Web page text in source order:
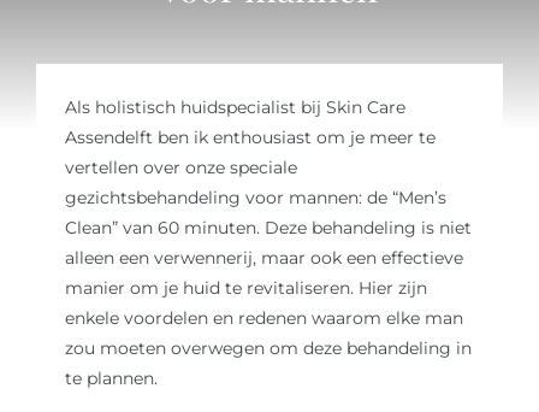
Onze merken
Laat je inspireren
Contact
Als holistisch huidspecialist bij Skin Care
Assendelft ben ik enthousiast om je meer te
vertellen over onze speciale
gezichtsbehandeling voor mannen: de “Men’s
Clean” van 60 minuten. Deze behandeling is niet
alleen een verwennerij, maar ook een effectieve
manier om je huid te revitaliseren. Hier zijn
enkele voordelen en redenen waarom elke man
zou moeten overwegen om deze behandeling in
te plannen.